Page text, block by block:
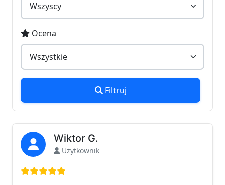
Ocena
Filtruj
Wiktor G.
Użytkownik
Ocena: 5 na 5